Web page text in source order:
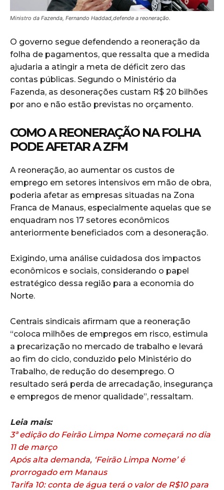
Ministro da Fazenda, Fernando Haddad,defende a reoneração.
O governo segue defendendo a reoneração da
folha de pagamentos, que ressalta que a medida
ajudaria a atingir a meta de déficit zero das
contas públicas. Segundo o Ministério da
Fazenda, as desonerações custam R$ 20 bilhões
por ano e não estão previstas no orçamento.
COMO A REONERAÇÃO NA FOLHA
PODE AFETAR A ZFM
A reoneração, ao aumentar os custos de
emprego em setores intensivos em mão de obra,
poderia afetar as empresas situadas na Zona
Franca de Manaus, especialmente aquelas que se
enquadram nos 17 setores econômicos
anteriormente beneficiados com a desoneração.
Exigindo, uma análise cuidadosa dos impactos
econômicos e sociais, considerando o papel
estratégico dessa região para a economia do
Norte.
Centrais sindicais afirmam que a reoneração
“coloca milhões de empregos em risco, estimula
a precarização no mercado de trabalho e levará
ao fim do ciclo, conduzido pelo Ministério do
Trabalho, de redução do desemprego. O
resultado será perda de arrecadação, insegurança
e empregos de menor qualidade”, ressaltam.
Leia mais:
3ª edição do Feirão Limpa Nome começará no dia
11 de março
Após alta demanda, ‘Feirão Limpa Nome’ é
prorrogado em Manaus
Tarifa 10: conta de água terá o valor de R$10 para